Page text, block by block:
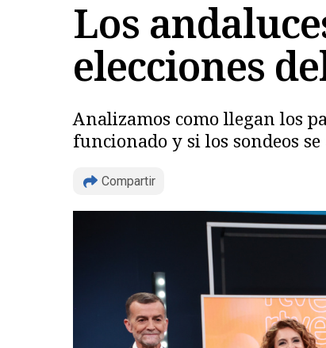
Los
elecciones
Analizamos como llegan los
funcionado y si los sondeos
Compartir